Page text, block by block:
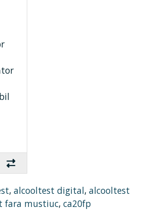
, alcooltest digital, alcooltest
fara mustiuc, ca20fp